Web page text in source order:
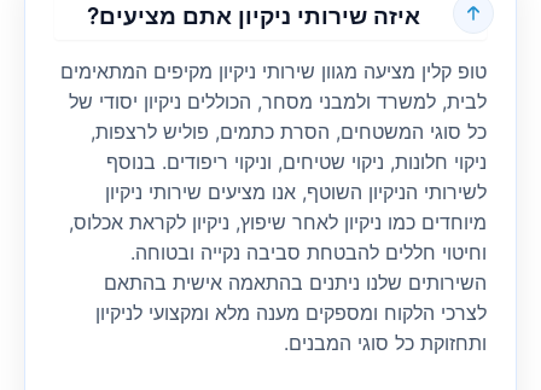
איזה שירותי ניקיון אתם מציעים?
טופ קלין מציעה מגוון שירותי ניקיון מקיפים המתאימים
לבית, למשרד ולמבני מסחר, הכוללים ניקיון יסודי של
כל סוגי המשטחים, הסרת כתמים, פוליש לרצפות,
ניקוי חלונות, ניקוי שטיחים, וניקוי ריפודים. בנוסף
לשירותי הניקיון השוטף, אנו מציעים שירותי ניקיון
מיוחדים כמו ניקיון לאחר שיפוץ, ניקיון לקראת אכלוס,
וחיטוי חללים להבטחת סביבה נקייה ובטוחה.
השירותים שלנו ניתנים בהתאמה אישית בהתאם
לצרכי הלקוח ומספקים מענה מלא ומקצועי לניקיון
ותחזוקת כל סוגי המבנים.